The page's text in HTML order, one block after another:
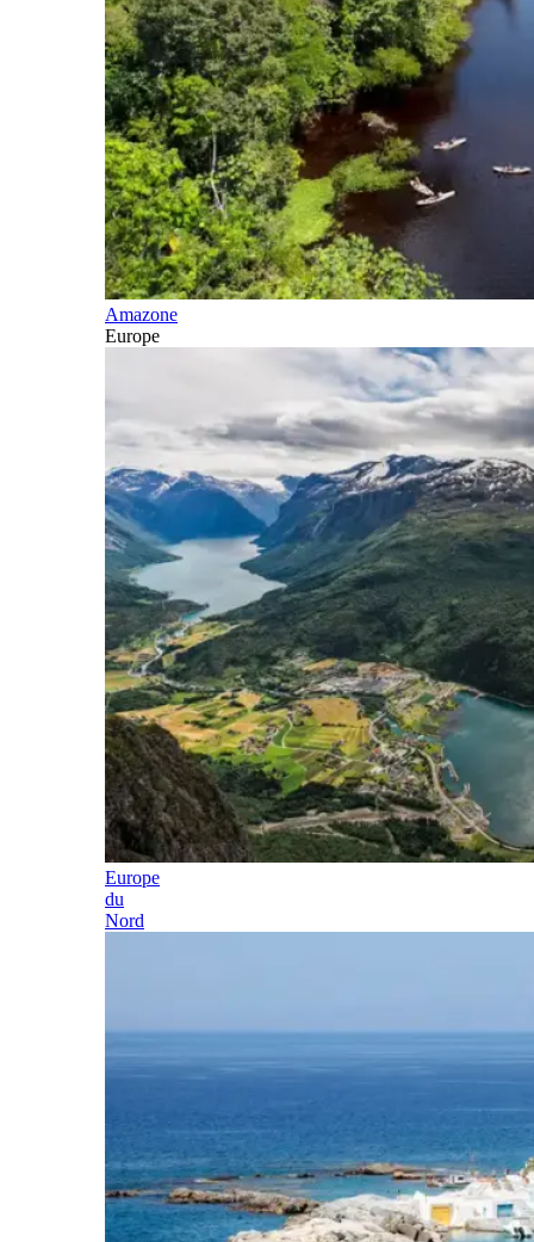
Amazone
Europe
Europe
du
Nord